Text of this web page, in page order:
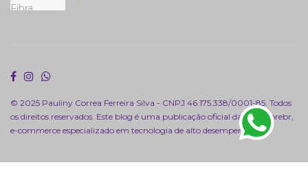
© 2025 Pauliny Correa Ferreira Silva - CNPJ 46.175.338/0001-85. Todos
os direitos reservados. Este blog é uma publicação oficial daintecstorebr,
e-commerce especializado em tecnologia de alto desempenho.